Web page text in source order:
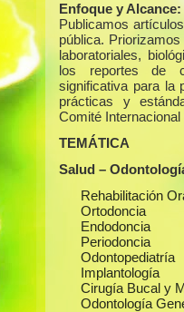
Enfoque y Alcance:
Publicamos
pública.
laboratoriales,
los reportes de
significativa para la
prácticas y
Comité
TEMÁTICA
Salud –
Rehabilitación
Ortodoncia
Endodoncia
Periodoncia
Odontopediatría
Implantología
Cirugía Bucal y
Odontología